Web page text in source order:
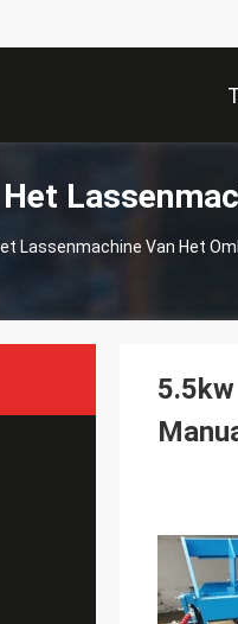
Het
Lassenmachine Van Het